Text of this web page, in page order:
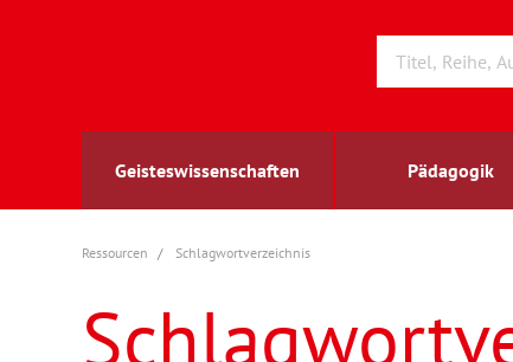
Geisteswissenschaften Pädagogik
Archäologie
Berufs- und Wirtschaftspädagogik
Arbeitsmarktforschung
Außenwirtschaft
berufsbildung
Ressourcen Schlagwortverzeichnis